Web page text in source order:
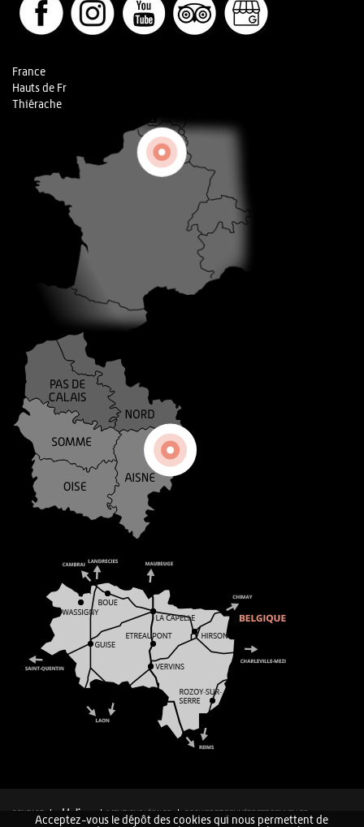
France
Hauts de Fr
Thiérache
CONTACT MENTIONS LÉGALES
COOKIES ET DONNÉES PERSONNELLES
Acceptez-vous le dépôt des cookies qui nous permettent de